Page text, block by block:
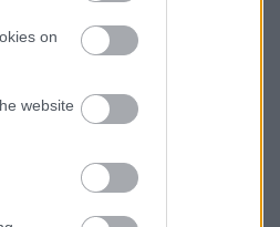
on
website
φόβο, τότε τα